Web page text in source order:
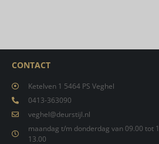
CONTACT
Ketelven 1 5464 PS Veghel
0413-363090
veghel@deurstijl.nl
maandag t/m donderdag van 09.00 tot
13.00